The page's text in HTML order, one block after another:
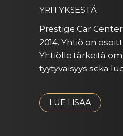
YRITYKSESTÄ
Prestige Car
2014. Yhtiö on
Yhtiölle tärkeitä
tyytyväisyys sekä
LUE LISÄÄ